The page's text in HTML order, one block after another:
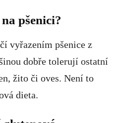
pšenici?
vyřazením pšenice z
dobře tolerují ostatní
žito či oves. Není to
dieta.